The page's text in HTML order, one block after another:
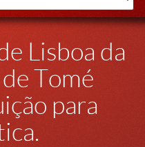
Lisboa da
Tomé
para